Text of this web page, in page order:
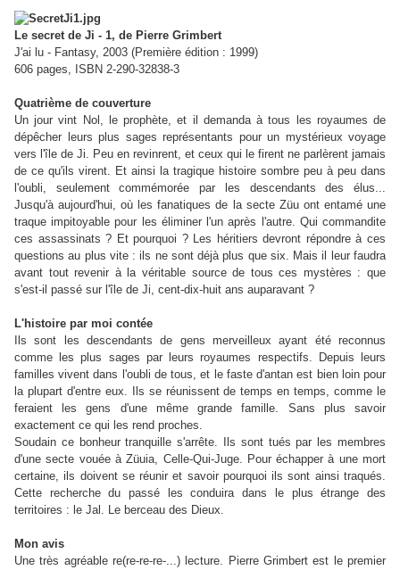
Le secret de Ji - 1, de Pierre Grimbert
J'ai lu - Fantasy, 2003 (Première édition : 1999)
606 pages, ISBN 2-290-32838-3
Quatrième de couverture
Un jour vint Nol, le prophète, et il demanda à tous les royaumes de
dépêcher leurs plus sages représentants pour un mystérieux voyage
vers l'île de Ji. Peu en revinrent, et ceux qui le firent ne parlèrent jamais
de ce qu'ils virent. Et ainsi la tragique histoire sombre peu à peu dans
l'oubli, seulement commémorée par les descendants des élus...
Jusqu'à aujourd'hui, où les fanatiques de la secte Züu ont entamé une
traque impitoyable pour les éliminer l'un après l'autre. Qui commandite
ces assassinats ? Et pourquoi ? Les héritiers devront répondre à ces
questions au plus vite : ils ne sont déjà plus que six. Mais il leur faudra
avant tout revenir à la véritable source de tous ces mystères : que
s'est-il passé sur l'île de Ji, cent-dix-huit ans auparavant ?
L'histoire par moi contée
Ils sont les descendants de gens merveilleux ayant été reconnus
comme les plus sages par leurs royaumes respectifs. Depuis leurs
familles vivent dans l'oubli de tous, et le faste d'antan est bien loin pour
la plupart d'entre eux. Ils se réunissent de temps en temps, comme le
feraient les gens d'une même grande famille. Sans plus savoir
exactement ce qui les rend proches.
Soudain ce bonheur tranquille s'arrête. Ils sont tués par les membres
d'une secte vouée à Züuia, Celle-Qui-Juge. Pour échapper à une mort
certaine, ils doivent se réunir et savoir pourquoi ils sont ainsi traqués.
Cette recherche du passé les conduira dans le plus étrange des
territoires : le Jal. Le berceau des Dieux.
Mon avis
Une très agréable re(re-re-re-...) lecture. Pierre Grimbert est le premier